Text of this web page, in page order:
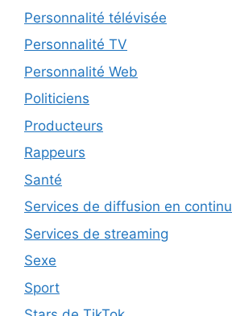
Personnalité télévisée
Personnalité TV
Personnalité Web
Politiciens
Producteurs
Rappeurs
Santé
Services de diffusion en continu
Services de streaming
Sexe
Sport